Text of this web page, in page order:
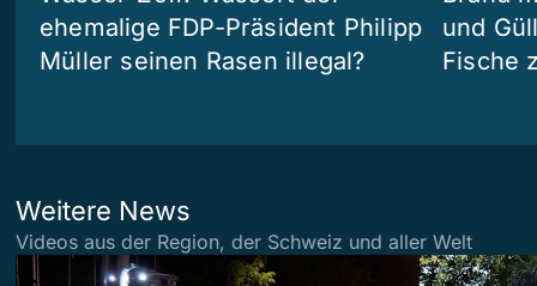
ehemalige FDP-Präsident Philipp
Müller seinen Rasen illegal?
und
Fische
Weitere News
Videos aus der Region, der Schweiz und aller Welt